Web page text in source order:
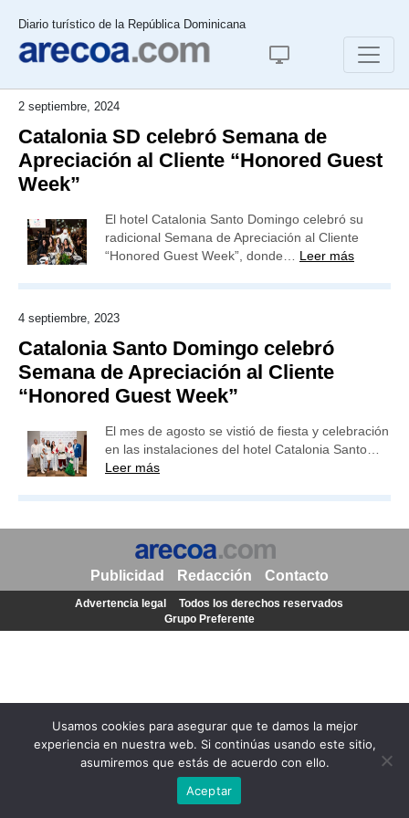
Diario turístico de la República Dominicana
2 septiembre, 2024
Catalonia SD celebró Semana de
Apreciación al Cliente “Honored Guest
Week”
El hotel Catalonia Santo Domingo celebró su
radicional Semana de Apreciación al Cliente
“Honored Guest Week”, donde… Leer más
4 septiembre, 2023
Catalonia Santo Domingo celebró
Semana de Apreciación al Cliente
“Honored Guest Week”
El mes de agosto se vistió de fiesta y celebración
en las instalaciones del hotel Catalonia Santo…
Leer más
Usamos cookies para asegurar que te damos la mejor
experiencia en nuestra web. Si continúas usando este sitio,
asumiremos que estás de acuerdo con ello.
Aceptar
Publicidad Redacción Contacto
Advertencia legal
Todos los derechos reservados
Grupo Preferente